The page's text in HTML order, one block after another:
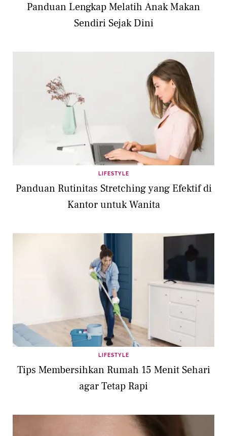
Panduan Lengkap Melatih Anak Makan
Sendiri Sejak Dini
LIFESTYLE
Panduan Rutinitas Stretching yang Efektif di
Kantor untuk Wanita
LIFESTYLE
Tips Membersihkan Rumah 15 Menit Sehari
agar Tetap Rapi